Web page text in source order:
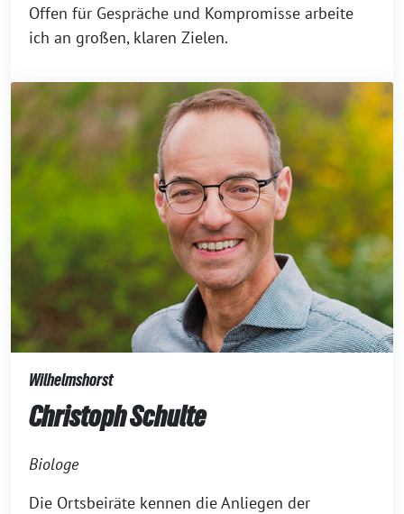
Offen für Gespräche und Kompromisse ­arbeite
ich an großen, klaren Zielen.
Wilhelmshorst
Christoph Schulte
Biologe
Die Ortsbeiräte kennen die ­Anliegen der